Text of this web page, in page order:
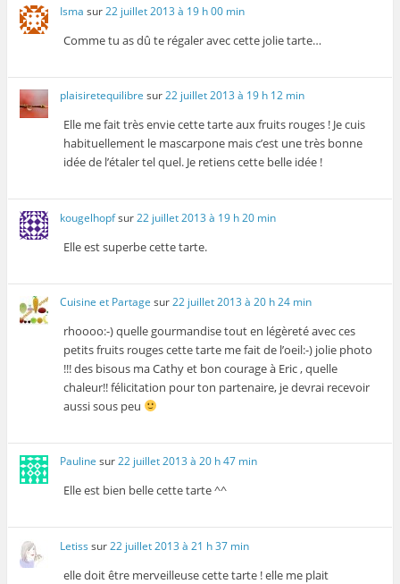
Isma sur22 juillet 2013 à 19 h 00 min
Comme tu as dû te régaler avec cette jolie tarte…
plaisiretequilibre sur22 juillet 2013 à 19 h 12 min
Elle me fait très envie cette tarte aux fruits rouges ! Je cuis
habituellement le mascarpone mais c’est une très bonne
idée de l’étaler tel quel. Je retiens cette belle idée !
kougelhopfsur22 juillet 2013 à 19 h 20 min
Elle est superbe cette tarte.
Cuisine et Partage sur22 juillet 2013 à 20 h 24 min
rhoooo:-) quelle gourmandise tout en légèreté avec ces
petits fruits rouges cette tarte me fait de l’oeil:-) jolie photo
!!! des bisous ma Cathy et bon courage à Eric , quelle
chaleur!! félicitation pour ton partenaire, je devrai recevoir
aussi sous peu
Pauline sur22 juillet 2013 à 20 h 47 min
Elle est bien belle cette tarte ^^
Letiss sur22 juillet 2013 à 21 h 37 min
elle doit être merveilleuse cette tarte ! elle me plait